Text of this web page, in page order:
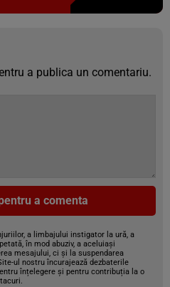
a publica un comentariu.
a comenta
a limbajului instigator la ură, a
în mod abuziv, a aceluiași
mesajului, ci și la suspendarea
ul nostru încurajează dezbaterile
înțelegere și pentru contribuția la o